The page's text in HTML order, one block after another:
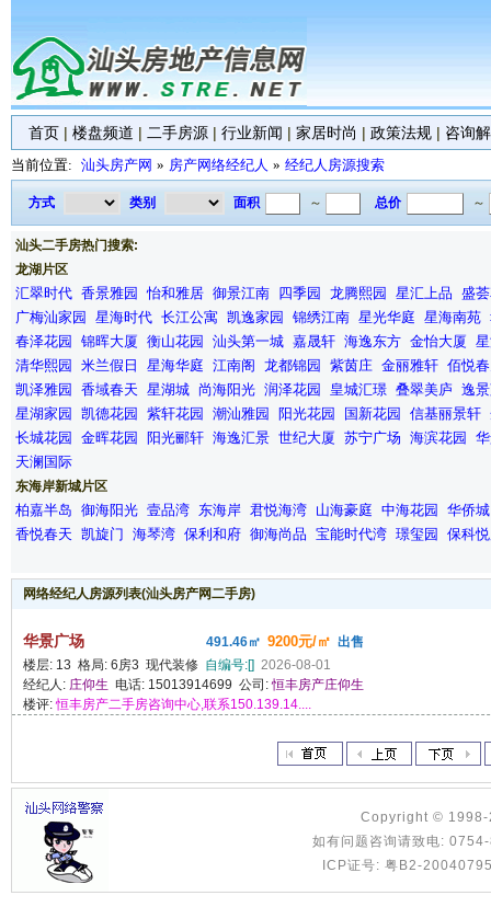
首页 | 楼盘频道 | 二手房源 | 行业新闻 | 家居时尚 | 政策法规 | 咨询
当前位置: 汕头房产网 » 房产网络经纪人 » 经纪人房源搜索
方式 类别 面积 ～ 总价 ～
汕头二手房热门搜索:
龙湖片区
汇翠时代 香景雅园 怡和雅居 御景江南 四季园 龙腾熙园 星汇上品 盛
广梅汕家园
星海时代 长江公寓 凯逸家园 锦绣江南 星光华庭 星海南苑
春泽花园
锦晖大厦 衡山花园 汕头第一城 嘉晟轩 海逸东方 金怡大厦
清华熙园
米兰假日 星海华庭 江南阁 龙都锦园 紫茵庄 金丽雅轩 佰悦
凯泽雅园
香域春天 星湖城 尚海阳光 润泽花园 皇城汇璟 叠翠美庐 逸
星湖家园
凯德花园 紫轩花园 潮汕雅园 阳光花园 国新花园 信基丽景轩
长城花园
金晖花园 阳光郦轩 海逸汇景 世纪大厦 苏宁广场 海滨花园
天澜国际
东海岸新城片区
柏嘉半岛 御海阳光 壹品湾 东海岸 君悦海湾 山海豪庭 中海花园
华侨城
香悦春天 凯旋门 海琴湾 保利和府 御海尚品 宝能时代湾 璟玺园 保科
网络经纪人房源列表(汕头房产网二手房)
华景广场 491.46㎡ 9200元/㎡ 出售
楼层: 13 格局: 6房3 现代装修 自编号:[] 2026-08-01
经纪人: 庄仰生 电话: 15013914699 公司:恒丰房产庄仰生
楼评:恒丰房产二手房咨询中心,联系150.139.14....
Copyright ©
如有问题咨询请致电:
ICP证号: 粤B2-